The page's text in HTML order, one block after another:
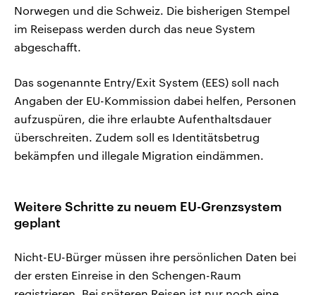
Norwegen und die Schweiz. Die bisherigen Stempel
im Reisepass werden durch das neue System
abgeschafft.
Das sogenannte Entry/Exit System (EES) soll nach
Angaben der EU-Kommission dabei helfen, Personen
aufzuspüren, die ihre erlaubte Aufenthaltsdauer
überschreiten. Zudem soll es Identitätsbetrug
bekämpfen und illegale Migration eindämmen.
Weitere Schritte zu neuem EU-Grenzsystem
geplant
Nicht-EU-Bürger müssen ihre persönlichen Daten bei
der ersten Einreise in den Schengen-Raum